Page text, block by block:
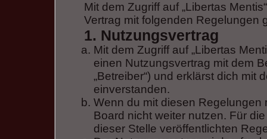
Mit dem Zugriff auf „Libertas
Vertrag mit folgenden Regelungen
1. Nutzungsvertrag
Mit dem Zugriff auf „Libertas
einen Nutzungsvertrag mit dem
„Betreiber“) und erklärst dich
einverstanden.
Wenn du mit diesen
Board nicht weiter nutzen. Für
dieser Stelle veröffentlichten